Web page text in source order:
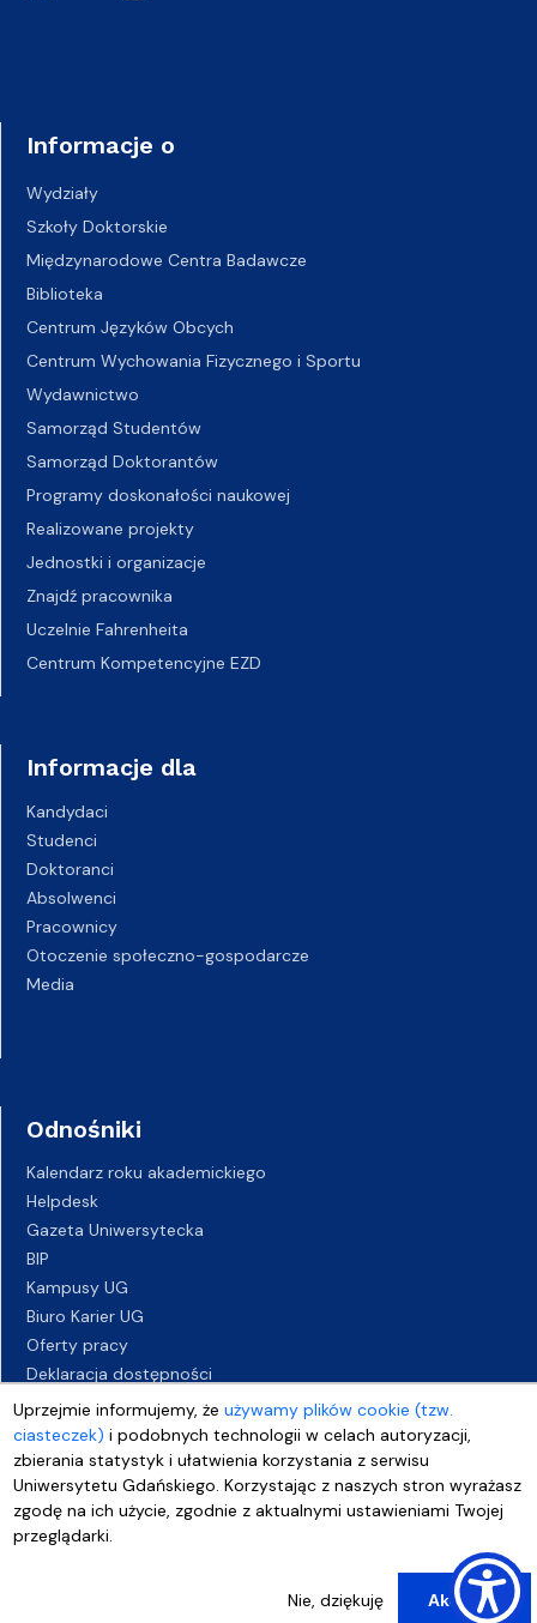
Uprzejmie informujemy, żeużywamy plików cookie (tzw.
ciasteczek) i podobnych technologii w celach autoryzacji,
zbierania statystyk i ułatwienia korzystania z serwisu
Uniwersytetu Gdańskiego. Korzystając z naszych stron wyrażasz
zgodę na ich użycie, zgodnie z aktualnymi ustawieniami Twojej
przeglądarki.
Nie, dziękuję Akceptuj
Informacje o
Wydziały
Szkoły Doktorskie
Międzynarodowe Centra Badawcze
Biblioteka
Centrum Języków Obcych
Centrum Wychowania Fizycznego i Sportu
Wydawnictwo
Samorząd Studentów
Samorząd Doktorantów
Programy doskonałości naukowej
Realizowane projekty
Jednostki i organizacje
Znajdź pracownika
Uczelnie Fahrenheita
Centrum Kompetencyjne EZD
Informacje dla
Kandydaci
Studenci
Doktoranci
Absolwenci
Pracownicy
Otoczenie społeczno-gospodarcze
Media
Odnośniki
Kalendarz roku akademickiego
Helpdesk
Gazeta Uniwersytecka
BIP
Kampusy UG
Biuro Karier UG
Oferty pracy
Deklaracja dostępności